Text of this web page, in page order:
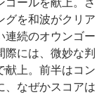
グを和波がクリア
連続のオウンゴー
際には、微妙な判
献上。前半はコン
、なぜかスコアは